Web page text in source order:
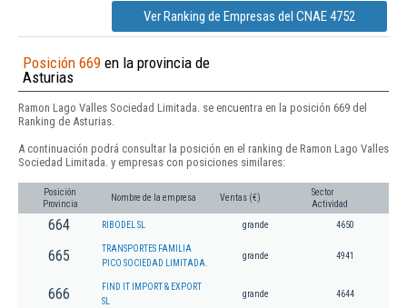
Ver Ranking de Empresas del CNAE 4752
Posición 669 en la provincia de
Asturias
Ramon Lago Valles Sociedad Limitada. se encuentra en la posición 669 del
Ranking de Asturias.
A continuación podrá consultar la posición en el ranking de Ramon Lago Valles
Sociedad Limitada. y empresas con posiciones similares:
Posición
Provincia
Nombre de la empresa Ventas (€)
Sector
Actividad
664 RIBODEL SL grande 4650
665
TRANSPORTES FAMILIA
PICO SOCIEDAD LIMITADA.
grande 4941
666
FIND IT IMPORT & EXPORT
SL
grande 4644